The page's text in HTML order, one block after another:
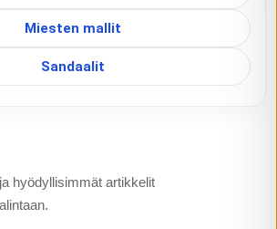
Miesten mallit
Sandaalit
hyödyllisimmät artikkelit